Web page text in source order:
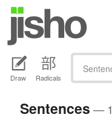
Draw Radicals
Sentences —